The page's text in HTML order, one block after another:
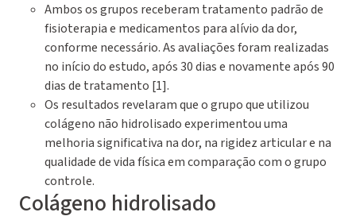
Ambos os grupos receberam tratamento padrão de
fisioterapia e medicamentos para alívio da dor,
conforme necessário. As avaliações foram realizadas
no início do estudo, após 30 dias e novamente após 90
dias de tratamento [1].
Os resultados revelaram que o grupo que utilizou
colágeno não hidrolisado experimentou uma
melhoria significativa na dor, na rigidez articular e na
qualidade de vida física em comparação com o grupo
controle.
Colágeno hidrolisado